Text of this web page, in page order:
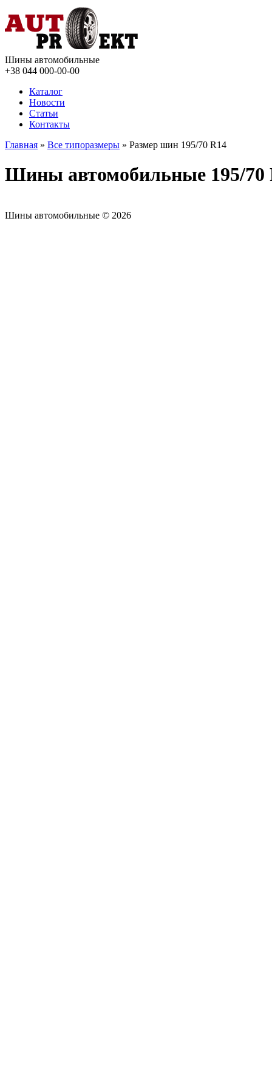
Шины автомобильные
+38 044 000-00-00
Каталог
Новости
Статьи
Контакты
Главная » Все типоразмеры » Размер шин 195/70 R14
Шины автомобильные 195/70
Шины автомобильные © 2026